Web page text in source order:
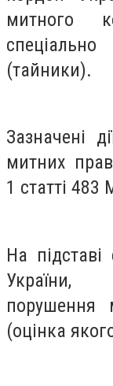
митного
(тайники).
Зазначені
митних
1 статті 483
На
України,
порушення
(оцінка